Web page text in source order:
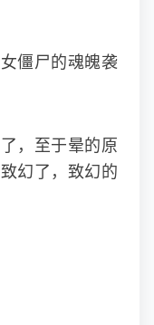
僵尸的魂魄袭
，至于晕的原
幻了，致幻的